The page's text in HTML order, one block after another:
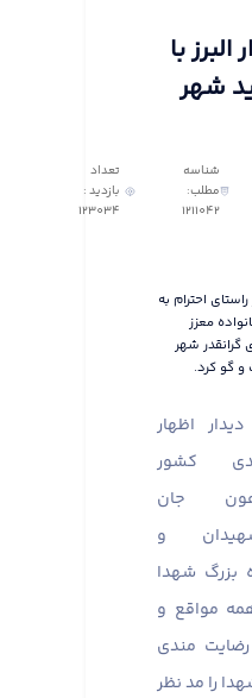
البرز با
شهر
شناسه
مطلب:
1211042
تعداد
بازدید :
123034
راستای احترام به
معزز
شهر
و گو کرد.
اظهار
کشور
جان
و
بزرگ شهدا
مواقع و
رضایت مندی
را مد نظر